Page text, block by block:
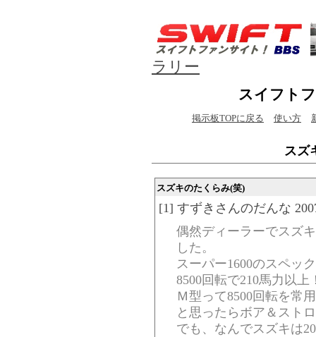
ラリー
スイフト
掲示板TOPに戻る 使い方
スズ
スズキのたくらみ(笑)
[1] すずきさんのだんな
偶然ディーラーでスズ
した。
スーパー1600のスペッ
8500回転で210馬力以上
Ｍ型って8500回転を常
と思ったらボア＆スト
でも、なんでスズキは